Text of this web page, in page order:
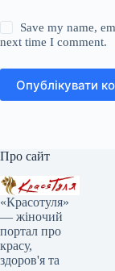
Save my name,
next time I comment.
Опублікувати
Про сайт
«Красотуля»
— жіночий
портал про
красу,
здоров'я та